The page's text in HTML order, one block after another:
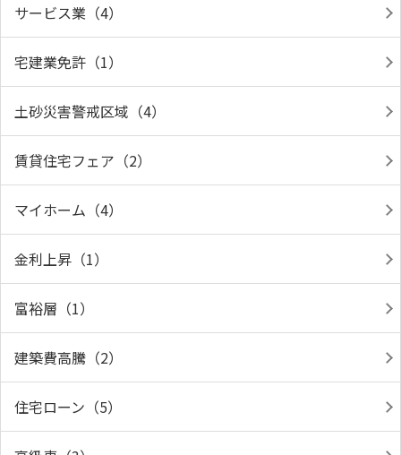
サービス業（4）
宅建業免許（1）
土砂災害警戒区域（4）
賃貸住宅フェア（2）
マイホーム（4）
金利上昇（1）
富裕層（1）
建築費高騰（2）
住宅ローン（5）